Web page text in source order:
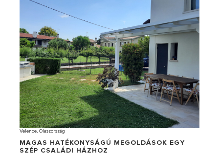
Velence, Olaszország
MAGAS HATÉKONYSÁGÚ MEGOLDÁSOK EGY
SZÉP CSALÁDI HÁZHOZ